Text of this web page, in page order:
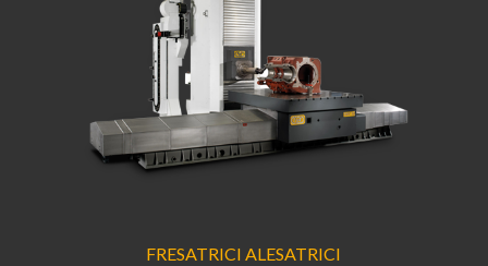
FRESATRICI ALESATRICI